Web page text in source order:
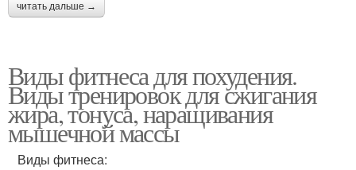
читать дальше →
Виды фитнеса для похудения.
Виды тренировок для сжигания
жира, тонуса, наращивания
мышечной массы
Виды фитнеса: